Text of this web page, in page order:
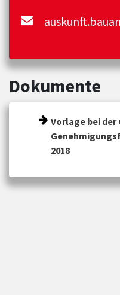
Dokumente
Vorlage bei der
2018